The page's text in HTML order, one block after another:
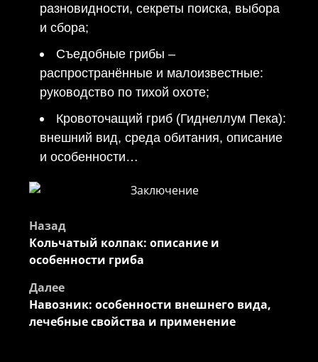
разновидности, секреты поиска, выбора
и сбора;
Съедобные грибы –
распространённые и малоизвестные:
руководство по тихой охоте;
Кровоточащий гриб (Гиднеллум Пека):
внешний вид, среда обитания, описание
и особенности…
Навигация
записи
Назад
Кольчатый колпак: описание и
особенности гриба
Далее
Навозник: особенности внешнего вида,
лечебные свойства и применение